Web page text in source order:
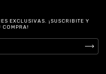
EXCLUSIVAS. ¡SUSCRIBITE Y
COMPRA!